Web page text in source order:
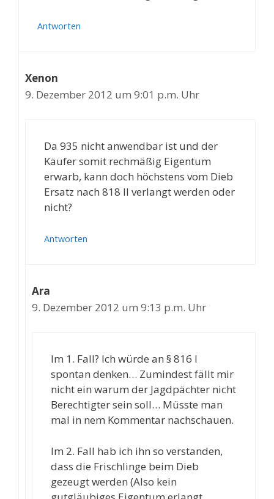
Antworten
Xenon
9. Dezember 2012 um 9:01 p.m. Uhr
Da 935 nicht anwendbar ist und der
Käufer somit rechmäßig Eigentum
erwarb, kann doch höchstens vom Dieb
Ersatz nach 818 II verlangt werden oder
nicht?
Antworten
Ara
9. Dezember 2012 um 9:13 p.m. Uhr
Im 1. Fall? Ich würde an § 816 I
spontan denken… Zumindest fällt mir
nicht ein warum der Jagdpächter nicht
Berechtigter sein soll… Müsste man
mal in nem Kommentar nachschauen.
Im 2. Fall hab ich ihn so verstanden,
dass die Frischlinge beim Dieb
gezeugt werden (Also kein